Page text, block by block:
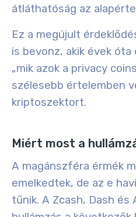
átláthatóság az
Ez a megújult
is bevonz, akik évek
„mik azok a privacy
szélesebb értelemben
kriptoszektort.
Miért most a
A magánszféra érmék
emelkedtek, de az e
tűnik. A Zcash, Dash